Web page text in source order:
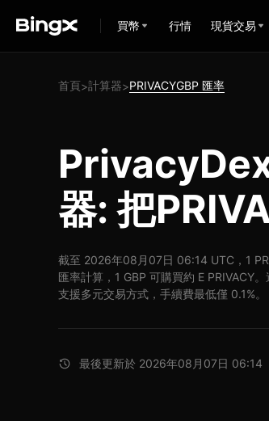
買幣 行情 現貨交易
首頁>計算器>PRIVACYGBP 匯率
器: 把
截至 2026年08月07日 06:14 UTC，1
匯率計算，1 GBP 可購買約 E PRIVACY
支援多元交易方式，手續費最低僅 0.1%。
最後更新於 2026年08月07日 06:14